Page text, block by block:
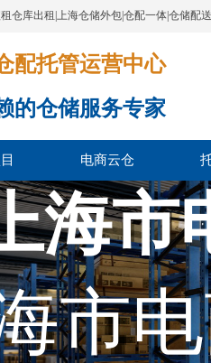
仓库出租|上海仓储外包|仓配一体|仓储配
配托管运营中心​​​​​​​​​​​​​​​​​
的仓储服务专家
电商云仓
海市
市